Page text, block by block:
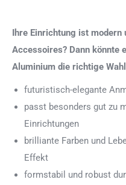
Ihre Einrichtung ist modern
Accessoires? Dann könnte
Aluminium die richtige
futuristisch-elegante
passt besonders gut zu
Einrichtungen
brilliante Farben und
Effekt
formstabil und robust